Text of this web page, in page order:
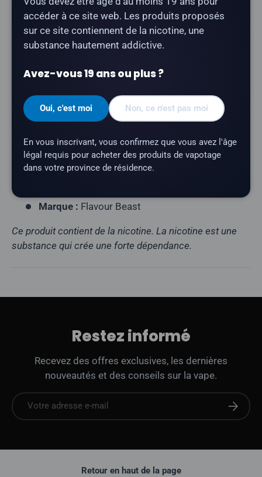
Type de produit :Vape jetable rechargeable)
Nombre de bouffées : jusqu’à 18 000
Contenance en e-liquide :20 ml
Teneur en nicotine :20 mg/ml
Profil aromatique :
fraise, banane, glace
Modes de puissance : Standard · Beast · Max
(jusqu'à 600 W)
Marque : Flavour Beast
Ce produit contient de la nicotine. La nicotine est une
substance qui crée une forte dépendance.
Restez informé
Recevez des offres exclusives, les dernières
nouveautés et des conseils sur la vape.
E-mail
accéder à ce site web. Les produits proposés
sur ce site contiennent de la nicotine, une
substance hautement addictive.
Avez-vous 19 ans ou plus ?
Oui, c'est moi Non, ce n'est pas moi
En vous inscrivant, vous confirmez que vous avez l'âge
légal requis pour acheter des produits de vapotage
dans votre province de résidence.
Retour en haut de la page